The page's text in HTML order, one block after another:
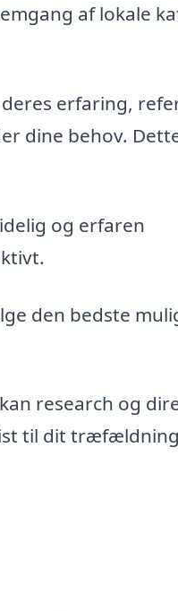
af lokale
erfaring,
dine behov.
og erfaren
den bedste
research og
til dit